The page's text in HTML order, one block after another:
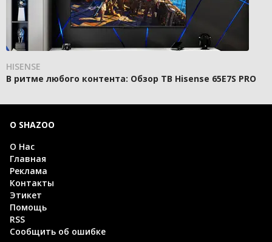
HISENSE
В ритме любого контента: Обзор ТВ Hisense 65E7S PRO
О SHAZOO
О Нас
Главная
Реклама
Контакты
Этикет
Помощь
RSS
Сообщить об ошибке